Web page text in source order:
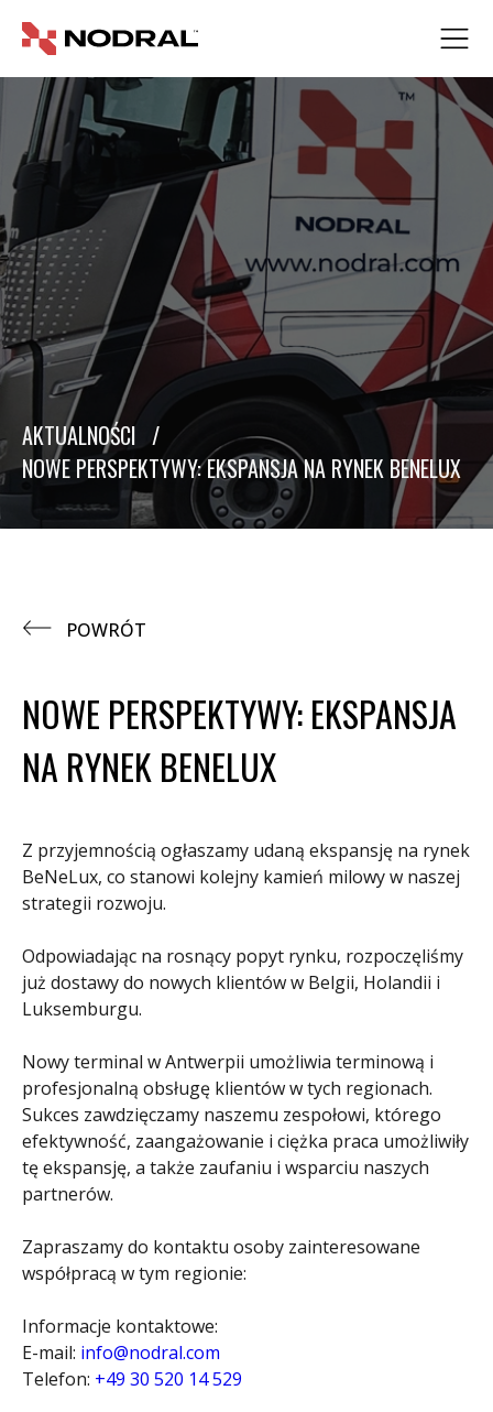
AKTUALNOŚCI /
NOWE PERSPEKTYWY: EKSPANSJA NA RYNEK BENELUX
POWRÓT
NOWE PERSPEKTYWY: EKSPANSJA
NA RYNEK BENELUX
Z przyjemnością ogłaszamy udaną ekspansję na rynek
BeNeLux, co stanowi kolejny kamień milowy w naszej
strategii rozwoju.
Odpowiadając na rosnący popyt rynku, rozpoczęliśmy
już dostawy do nowych klientów w Belgii, Holandii i
Luksemburgu.
Nowy terminal w Antwerpii umożliwia terminową i
profesjonalną obsługę klientów w tych regionach.
Sukces zawdzięczamy naszemu zespołowi, którego
efektywność, zaangażowanie i ciężka praca umożliwiły
tę ekspansję, a także zaufaniu i wsparciu naszych
partnerów.
Zapraszamy do kontaktu osoby zainteresowane
współpracą w tym regionie:
Informacje kontaktowe:
E-mail: info@nodral.com
Telefon: +49 30 520 14 529